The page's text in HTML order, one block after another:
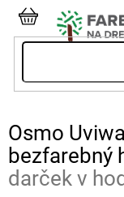
Prejsť
obsahNÁKUPNÝ
Osmo
bezfarebný
darček v